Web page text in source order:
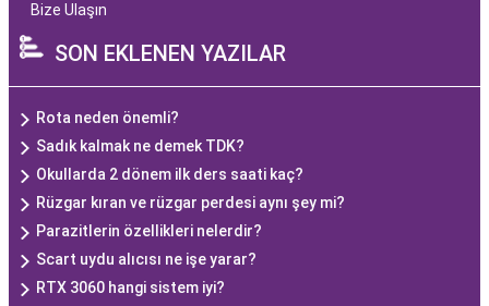
Bize Ulaşın
SON EKLENEN YAZILAR
Rota neden önemli?
Sadık kalmak ne demek TDK?
Okullarda 2 dönem ilk ders saati kaç?
Rüzgar kıran ve rüzgar perdesi aynı şey mi?
Parazitlerin özellikleri nelerdir?
Scart uydu alıcısı ne işe yarar?
RTX 3060 hangi sistem iyi?